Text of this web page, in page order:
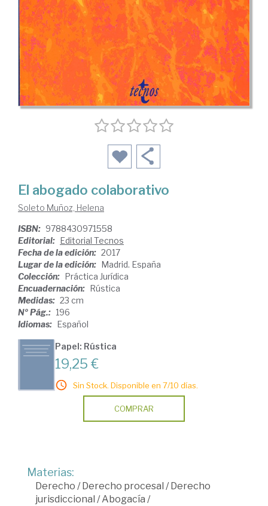
El abogado colaborativo
Soleto Muñoz, Helena
ISBN: 9788430971558
Editorial: Editorial Tecnos
Fecha de la edición: 2017
Lugar de la edición: Madrid. España
Colección: Práctica Jurídica
Encuadernación: Rústica
Medidas: 23 cm
Nº Pág.: 196
Idiomas: Español
Papel: Rústica
19,25 €
Sin Stock. Disponible en 7/10 días.
COMPRAR
Materias:
Derecho / Derecho procesal / Derecho
jurisdiccional /Abogacía /